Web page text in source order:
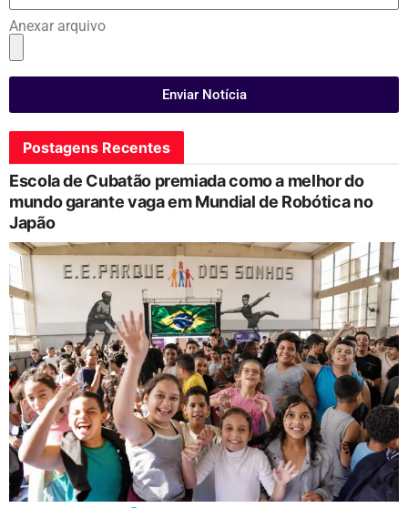
Anexar arquivo
Enviar Notícia
Postagens Recentes
Escola de Cubatão premiada como a melhor do
mundo garante vaga em Mundial de Robótica no
Japão